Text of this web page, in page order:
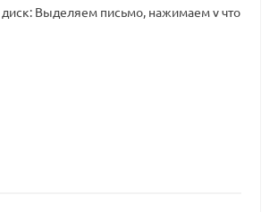
Выделяем письмо, нажимаем v что